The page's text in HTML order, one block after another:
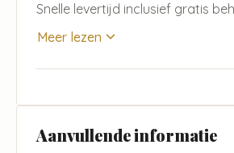
Snelle levertijd inclusief gratis
Meer lezen
Aanvullende informatie